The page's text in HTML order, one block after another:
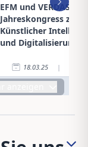
EFM und VERDAS:
Jahreskongress zu
Künstlicher
und Digitalisierung
18.03.25 |